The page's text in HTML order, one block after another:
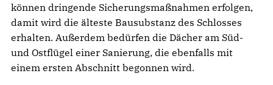
können dringende Sicherungsmaßnahmen erfolgen,
damit wird die älteste Bausubstanz des Schlosses
erhalten. Außerdem bedürfen die Dächer am Süd-
und Ostflügel einer Sanierung, die ebenfalls mit
einem ersten Abschnitt begonnen wird.